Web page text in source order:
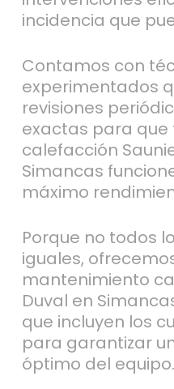
incidencia que
Contamos con
experimentados
revisiones
exactas para que
calefacción
Simancas
máximo
Porque no todos
iguales,
mantenimiento
Duval en
que incluyen los
para garantizar
óptimo del equipo.